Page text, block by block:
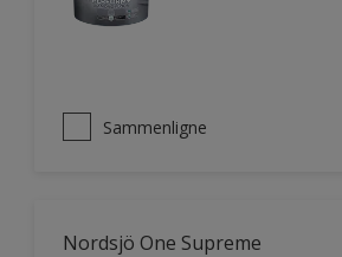
Sammenligne
Nordsjö One Supreme